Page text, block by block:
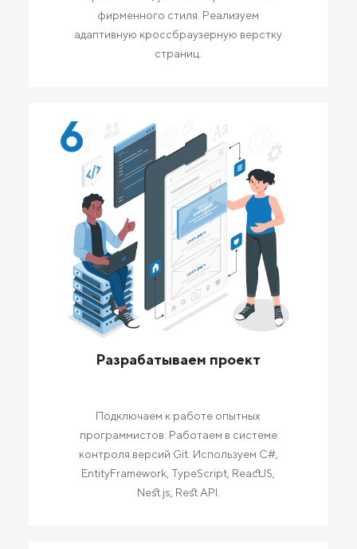
фирменного стиля. Реализуем
адаптивную кроссбраузерную верстку
страниц.
6
Разрабатываем проект
Подключаем к работе опытных
программистов. Работаем в системе
контроля версий Git. Используем C#,
EntityFramework, TypeScript, ReactJS,
Nest.js, Rest API.